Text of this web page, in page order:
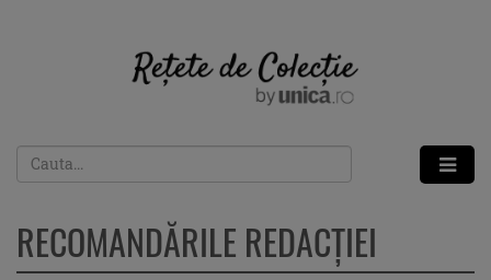
CULINARE
BY
UNICA.RO
RECOMANDĂRILE REDACȚIEI